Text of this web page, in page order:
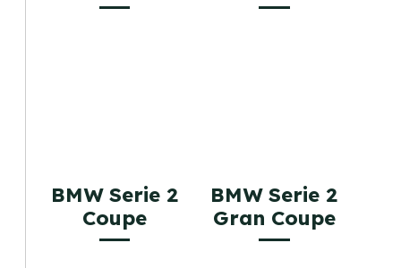
BMW Serie 2
Coupe
BMW Serie 2
Gran Coupe